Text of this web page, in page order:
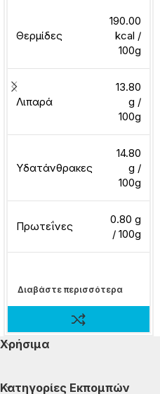
Θερμίδες
190.00
kcal /
100g
Λιπαρά
13.80
g /
100g
Υδατάνθρακες
14.80
g /
100g
Πρωτεΐνες
0.80 g
/ 100g
Διαβάστε περισσότερα
Χρήσιμα
Κατηγορίες Εκπομπών